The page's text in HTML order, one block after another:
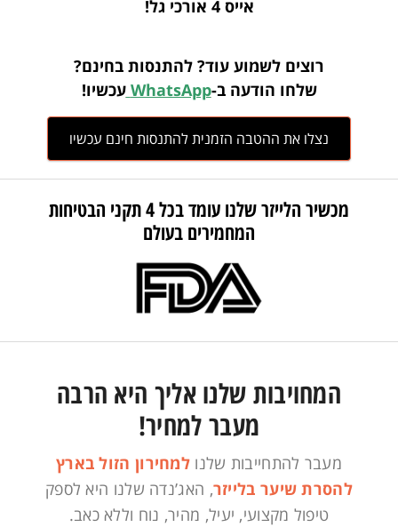
אייס 4 אורכי גל!
רוצים לשמוע עוד? להתנסות בחינם?
שלחו הודעה ב-WhatsApp עכשיו!
נצלו את ההטבה הזמנית להתנסות חינם עכשיו
מכשיר הלייזר שלנו עומד בכל 4 תקני הבטיחות
המחמירים בעולם
המחויבות שלנו אליך היא הרבה
מעבר למחיר!
מעבר להתחייבות שלנו למחירון הזול בארץ
להסרת שיער בלייזר, האג’נדה שלנו היא לספק
טיפול מקצועי, יעיל, מהיר, נוח וללא כאב.